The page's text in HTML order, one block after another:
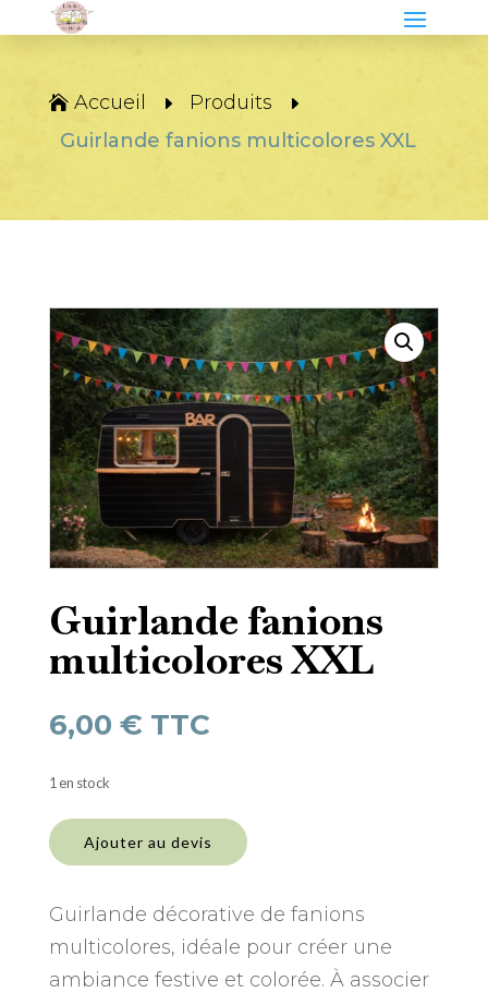
Accueil
Produits
Guirlande fanions multicolores XXL
Guirlande fanions
multicolores XXL
6,00 € TTC
1 en stock
de
Guirlande
multicolores
Ajouter au devis
Guirlande décorative de fanions
multicolores, idéale pour créer une
ambiance festive et colorée. À associer